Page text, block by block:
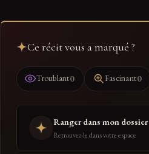
Ce récit vous a marqué ?
Troublant0 Fascinant0
Ranger dans mon dossier
Retrouvez-le dans votre espace